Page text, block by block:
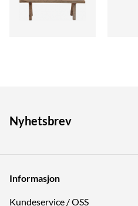
Nyhetsbrev
Informasjon
Kundeservice / OSS